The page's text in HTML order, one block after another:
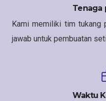
Tenaga
Kami memiliki tim tukang
jawab untuk pembuatan
Waktu